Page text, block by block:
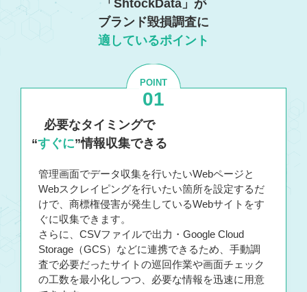
「ShtockData」が
ブランド毀損調査に
適しているポイント
POINT
01
必要なタイミングで
“すぐに”情報収集できる
管理画面でデータ収集を行いたいWebページと
Webスクレイピングを行いたい箇所を設定するだ
けで、商標権侵害が発生しているWebサイトをす
ぐに収集できます。
さらに、CSVファイルで出力・Google Cloud
Storage（GCS）などに連携できるため、手動調
査で必要だったサイトの巡回作業や画面チェック
の工数を最小化しつつ、必要な情報を迅速に用意